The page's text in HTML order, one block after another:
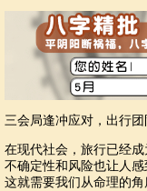
三会局逢冲应对，出行
在现代社会，旅行已经
不确定性和风险也让人
这就需要我们从命理的